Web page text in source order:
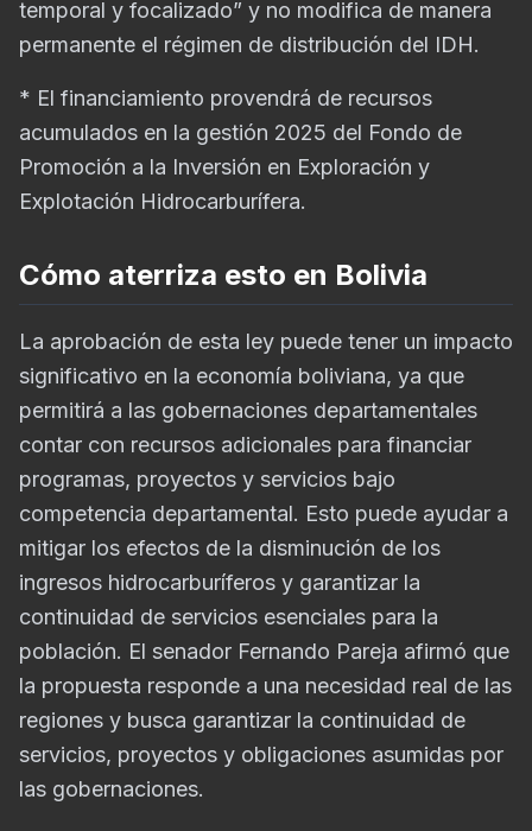
temporal y focalizado” y no modifica de manera
permanente el régimen de distribución del IDH.
* El financiamiento provendrá de recursos
acumulados en la gestión 2025 del Fondo de
Promoción a la Inversión en Exploración y
Explotación Hidrocarburífera.
Cómo aterriza esto en Bolivia
La aprobación de esta ley puede tener un impacto
significativo en la economía boliviana, ya que
permitirá a las gobernaciones departamentales
contar con recursos adicionales para financiar
programas, proyectos y servicios bajo
competencia departamental. Esto puede ayudar a
mitigar los efectos de la disminución de los
ingresos hidrocarburíferos y garantizar la
continuidad de servicios esenciales para la
población. El senador Fernando Pareja afirmó que
la propuesta responde a una necesidad real de las
regiones y busca garantizar la continuidad de
servicios, proyectos y obligaciones asumidas por
las gobernaciones.